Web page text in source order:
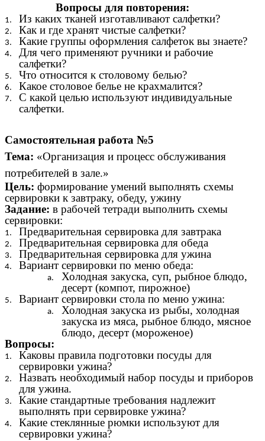
Вопросы для повторения:
Из каких тканей изготавливают салфетки?
Как и где хранят чистые салфетки?
Какие группы оформления салфеток вы знаете?
Для чего применяют ручники и рабочие
салфетки?
Что относится к столовому белью?
Какое столовое белье не крахмалится?
С какой целью используют индивидуальные
салфетки.
Самостоятельная работа №5
Тема: «Организация и процесс обслуживания
потребителей в зале.»
Цель: формирование умений выполнять схемы
сервировки к завтраку, обеду, ужину
Задание: в рабочей тетради выполнить схемы
сервировки:
Предварительная сервировка для завтрака
Предварительная сервировка для обеда
Предварительная сервировка для ужина
Вариант сервировки по меню обеда:
Холодная закуска, суп, рыбное блюдо,
десерт (компот, пирожное)
Вариант сервировки стола по меню ужина:
Холодная закуска из рыбы, холодная
закуска из мяса, рыбное блюдо, мясное
блюдо, десерт (мороженое)
Вопросы:
Каковы правила подготовки посуды для
сервировки ужина?
Назвать необходимый набор посуды и приборов
для ужина.
Какие стандартные требования надлежит
выполнять при сервировке ужина?
Какие стеклянные рюмки используют для
сервировки ужина?